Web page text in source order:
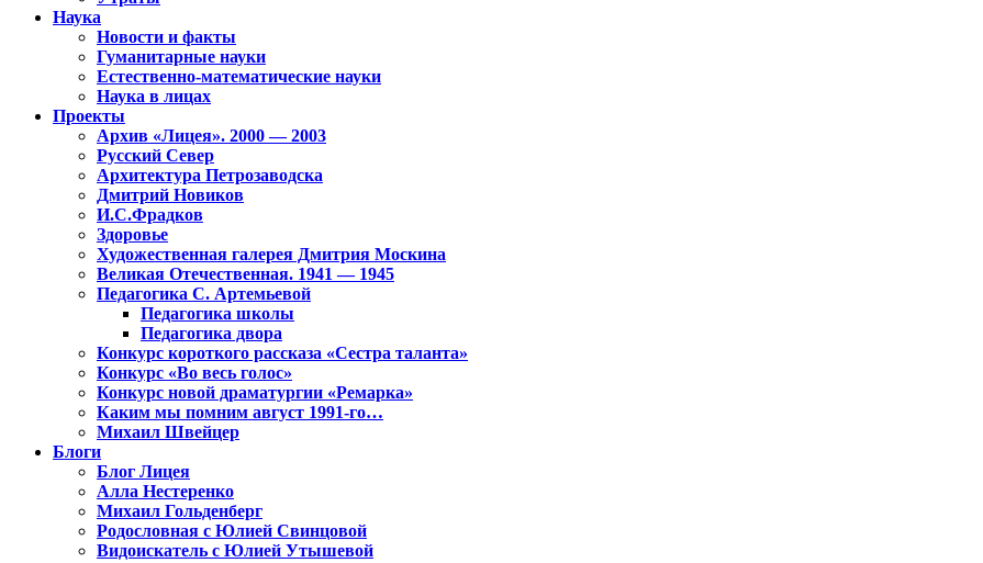
Наука
Новости и факты
Гуманитарные науки
Естественно-математические науки
Наука в лицах
Проекты
Архив «Лицея». 2000 — 2003
Русский Север
Архитектура Петрозаводска
Дмитрий Новиков
И.С.Фрадков
Здоровье
Художественная галерея Дмитрия Москина
Великая Отечественная. 1941 — 1945
Педагогика С. Артемьевой
Педагогика школы
Педагогика двора
Конкурс короткого рассказа «Сестра таланта»
Конкурс «Во весь голос»
Конкурс новой драматургии «Ремарка»
Каким мы помним август 1991-го…
Михаил Швейцер
Блоги
Блог Лицея
Алла Нестеренко
Михаил Гольденберг
Родословная с Юлией Свинцовой
Видоискатель с Юлией Утышевой